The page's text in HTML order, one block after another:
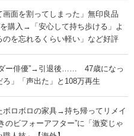
画面を割ってしまった」無印良品
を購入→「安心して持ち歩ける」よ
を忘れるくらい軽い」など好評
ダー俳優”→引退後…… 47歳になっ
」「声出た」と108万再生
ボロボロの家具→持ち帰ってリメイ
ビフォーアフター”に「激変じゃ